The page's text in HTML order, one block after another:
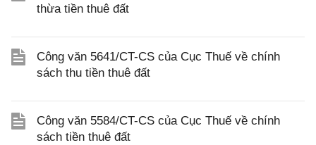
thừa tiền thuê đất
Công văn 5641/CT-CS của Cục Thuế về chính
sách thu tiền thuê đất
Công văn 5584/CT-CS của Cục Thuế về chính
sách tiền thuê đất